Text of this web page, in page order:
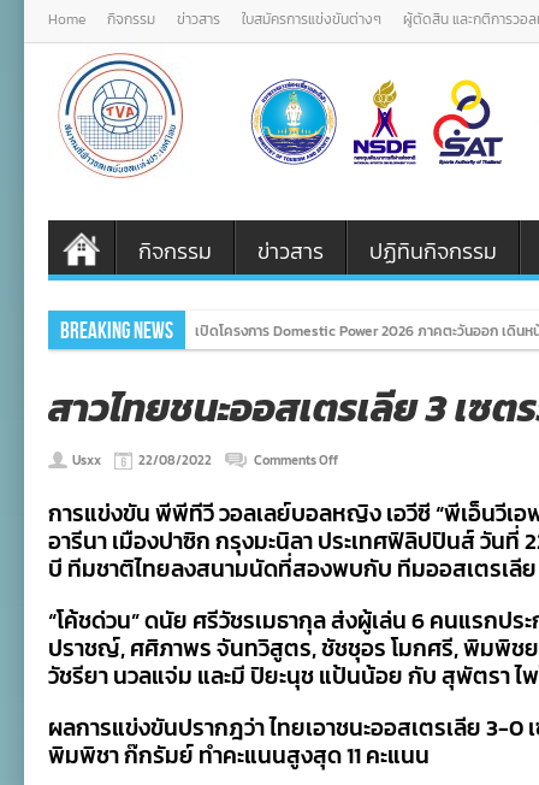
Home กิจกรรม ข่าวสาร ใบสมัครการแข่งขันต่างๆ ผู้ตัดสิน และกติการวอ
กิจกรรม ข่าวสาร ปฏิทินกิจกรรม
Breaking News เปิดโครงการ Domestic Power 2026 ภาคตะวันออก เดิน
สาวไทยชนะออสเตรเลีย 3 เซ
Usxx 22/08/2022 Comments Offon
ชนะ
ออสเตรเลีย
3
เซต
ศึก
เอ
วีซี
คัพ
การแข่งขัน พีพีทีวี วอลเลย์บอลหญิง เอวีซี “พีเอ็นวี
อารีนา เมืองปาซิก กรุงมะนิลา ประเทศฟิลิปปินส์ วันที่
บี ทีมชาติไทยลงสนามนัดที่สองพบกับ ทีมออสเตรเลีย
“โค้ชด่วน” ดนัย ศรีวัชรเมธากุล ส่งผู้เล่น 6 คนแรกป
ปราชญ์, ศศิภาพร จันทวิสูตร, ชัชชุอร โมกศรี, พิมพิช
วัชรียา นวลแจ่ม และมี ปิยะนุช แป้นน้อย กับ สุพัตรา ไ
ผลการแข่งขันปรากฎว่า ไทยเอาชนะออสเตรเลีย 3-0
พิมพิชา ก๊กรัมย์ ทำคะแนนสูงสุด 11 คะแนน